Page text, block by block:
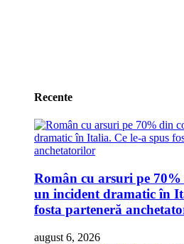
Recente
Român cu arsuri pe
un incident dramatic în
fosta parteneră
august 6, 2026